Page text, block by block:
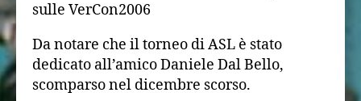
sulle VerCon2006
Da notare che il torneo di ASL è stato
dedicato all’amico Daniele Dal Bello,
scomparso nel dicembre scorso.